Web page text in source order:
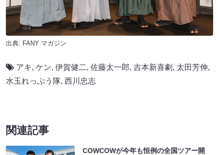
出典: FANY マガジン
アキ, ケン, 伊賀健二, 佐藤太一郎, 吉本新喜劇 , 太田芳伸,
水玉れっぷう隊, 西川忠志
関連記事
COWCOWが今年も恒例の全国ツアー開